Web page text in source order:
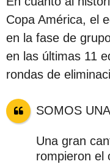
Copa América, el
en la fase de
en las últimas 11
rondas de
SOMOS
Una gran
rompieron el